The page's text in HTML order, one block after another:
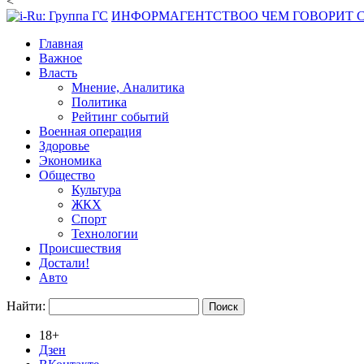
ИНФОРМАГЕНТСТВОО ЧЕМ ГОВОРИТ
Главная
Важное
Власть
Мнение, Аналитика
Политика
Рейтинг событий
Военная операция
Здоровье
Экономика
Общество
Культура
ЖКХ
Спорт
Технологии
Происшествия
Достали!
Авто
Найти:
18+
Дзен